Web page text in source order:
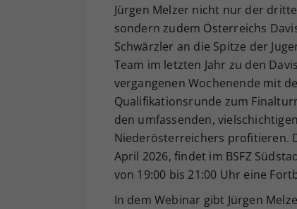
Jürgen Melzer nicht nur der
sondern zudem Österreichs
Schwärzler an die Spitze der
Team im letzten Jahr zu den
vergangenen Wochenende mit
Qualifikationsrunde zum
den umfassenden,
Niederösterreichers profitieren.
April 2026, findet im BSFZ
von 19:00 bis 21:00 Uhr eine
In dem Webinar gibt Jürgen